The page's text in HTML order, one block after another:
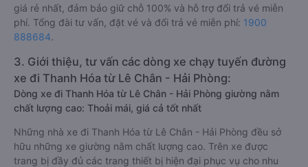
giá rẻ nhất, đảm bảo giữ chỗ 100% và hỗ trợ đổi trả vé miễn
phí. Tổng đài tư vấn, đặt vé và đổi trả vé miễn phí: 1900
888684.
3. Giới thiệu, tư vấn các dòng xe chạy tuyến đường
xe đi Thanh Hóa từ Lê Chân - Hải Phòng:
Dòng xe đi Thanh Hóa từ Lê Chân - Hải Phòng giường nằm
chất lượng cao: Thoải mái, giá cả tốt nhất
Những nhà xe đi Thanh Hóa từ Lê Chân - Hải Phòng đều sở
hữu những xe giường nằm chất lượng cao. Trên xe được
trang bị đầy đủ các trang thiết bị hiện đại phục vụ cho nhu